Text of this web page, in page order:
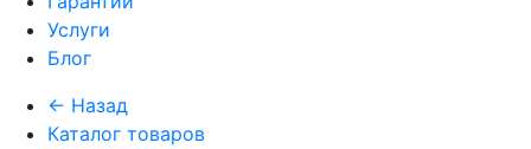
Услуги
Блог
← Назад
Каталог товаров